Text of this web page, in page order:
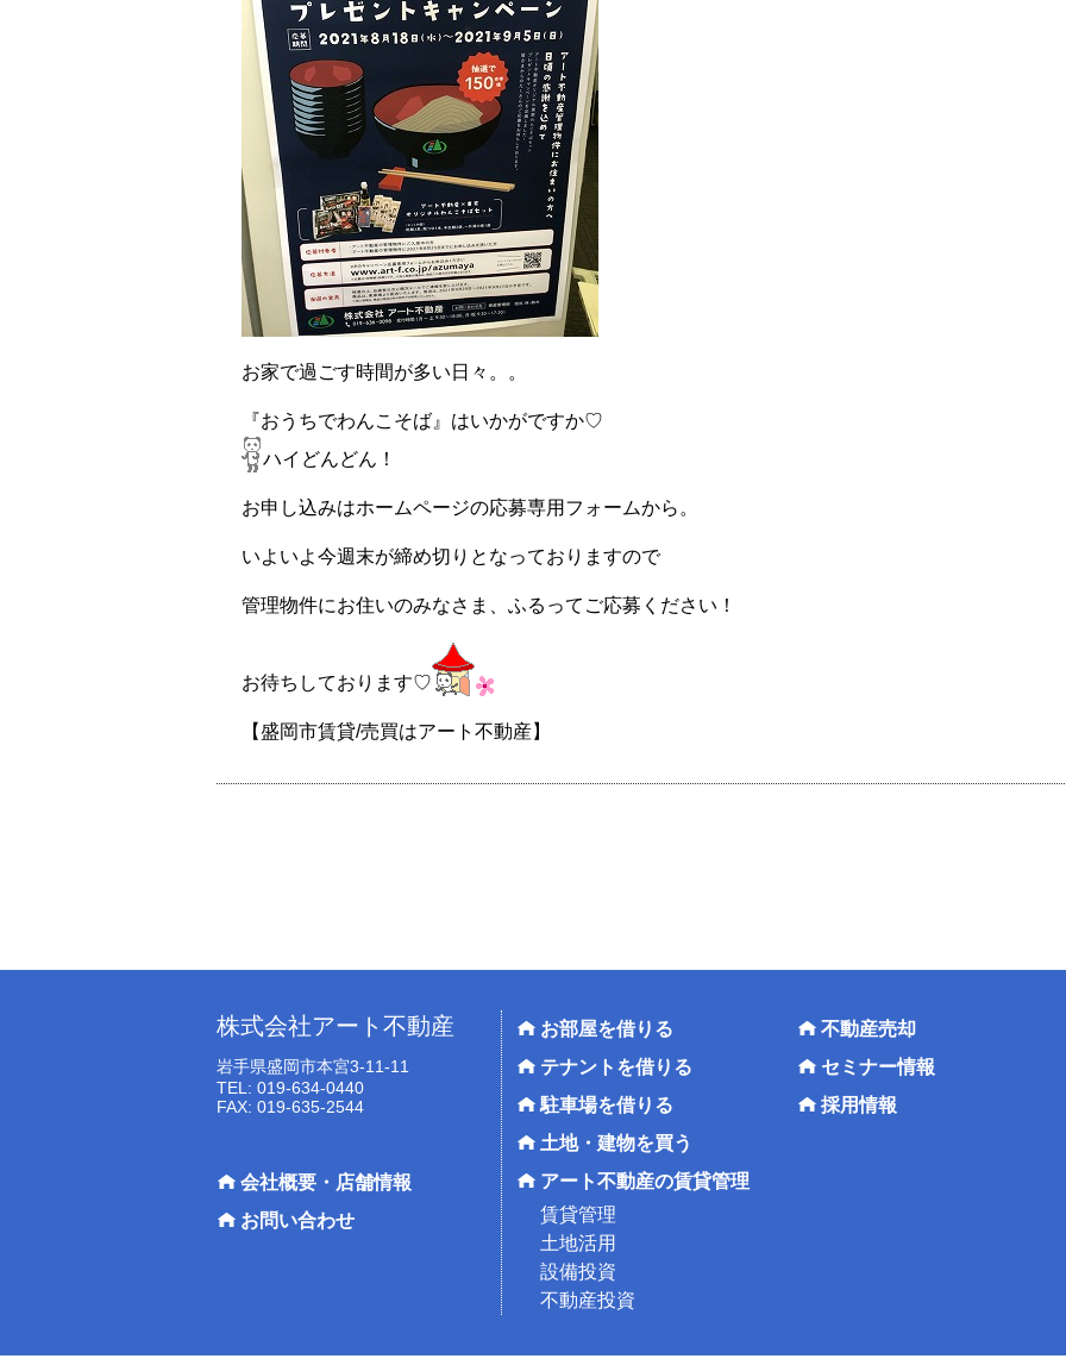
お家で過ごす時間が多い日々。。
『おうちでわんこそば』はいかがですか♡
ハイどんどん！
お申し込みはホームページの応募専用フォームから。
いよいよ今週末が締め切りとなっておりますので
管理物件にお住いのみなさま、ふるってご応募ください！
お待ちしております♡
【盛岡市賃貸/売買はアート不動産】
株式会社アート不動産
岩手県盛岡市本宮3-11-11
TEL: 019-634-0440
FAX: 019-635-2544
会社概要・店舗情報
お問い合わせ
お部屋を借りる
テナントを借りる
駐車場を借りる
土地・建物を買う
アート不動産の賃貸管理
賃貸管理
土地活用
設備投資
不動産投資
不動産売却
セミナー情報
採用情報